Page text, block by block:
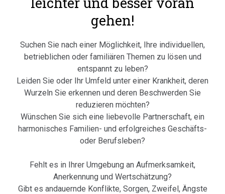
gehen!
Suchen Sie nach einer Möglichkeit, Ihre individuellen,
betrieblichen oder familiären Themen zu lösen und
entspannt zu leben?
Leiden Sie oder Ihr Umfeld unter einer Krankheit, deren
Wurzeln Sie erkennen und deren Beschwerden Sie
reduzieren möchten?
Wünschen Sie sich eine liebevolle Partnerschaft, ein
harmonisches Familien- und erfolgreiches Geschäfts-
oder Berufsleben?
Fehlt es in Ihrer Umgebung an Aufmerksamkeit,
Anerkennung und Wertschätzung?
Gibt es andauernde Konflikte, Sorgen, Zweifel, Ängste